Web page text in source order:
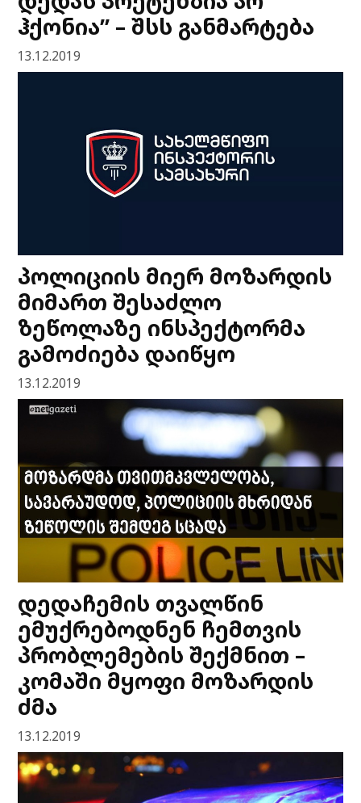
ჰქონია” – შსს განმარტება
13.12.2019
პოლიციის მიერ მოზარდის
მიმართ შესაძლო
ზეწოლაზე ინსპექტორმა
გამოძიება დაიწყო
13.12.2019
დედაჩემის თვალწინ
ემუქრებოდნენ ჩემთვის
პრობლემების შექმნით –
კომაში მყოფი მოზარდის
ძმა
13.12.2019